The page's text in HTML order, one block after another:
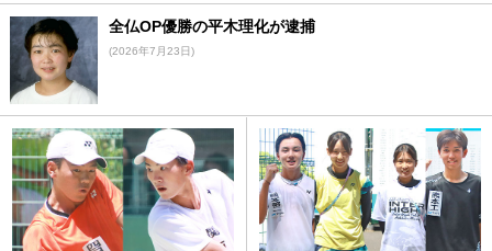
全仏OP優勝の平木理化が逮捕
(2026年7月23日)